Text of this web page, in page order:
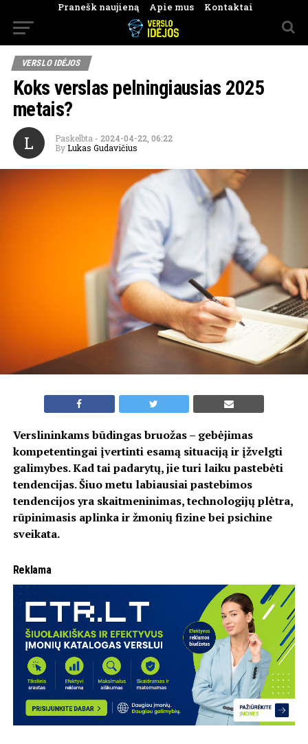
Pranešk naujieną Apie mus Kontaktai
VERSLO IDĖJOS
Koks verslas pelningiausias 2025
metais?
L Paskelbta - 2024-04-22, 06:22
By Lukas Gudavičius
Verslininkams būdingas bruožas – gebėjimas
kompetentingai įvertinti esamą situaciją ir įžvelgti
galimybes. Kad tai padarytų, jie turi laiku pastebėti
tendencijas. Šiuo metu labiausiai pastebimos
tendencijos yra skaitmeninimas, technologijų plėtra,
rūpinimasis aplinka ir žmonių fizine bei psichine
sveikata.
Reklama